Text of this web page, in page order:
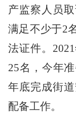
产监察人员
满足不少于2
法证件。
25名，今年
年底完成街
配备工作。